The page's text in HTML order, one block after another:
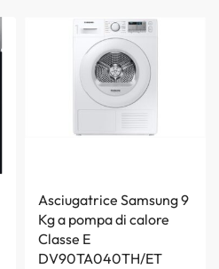
Asciugatrice Samsung 9
Kg a pompa di calore
Classe E
DV90TA040TH/ET